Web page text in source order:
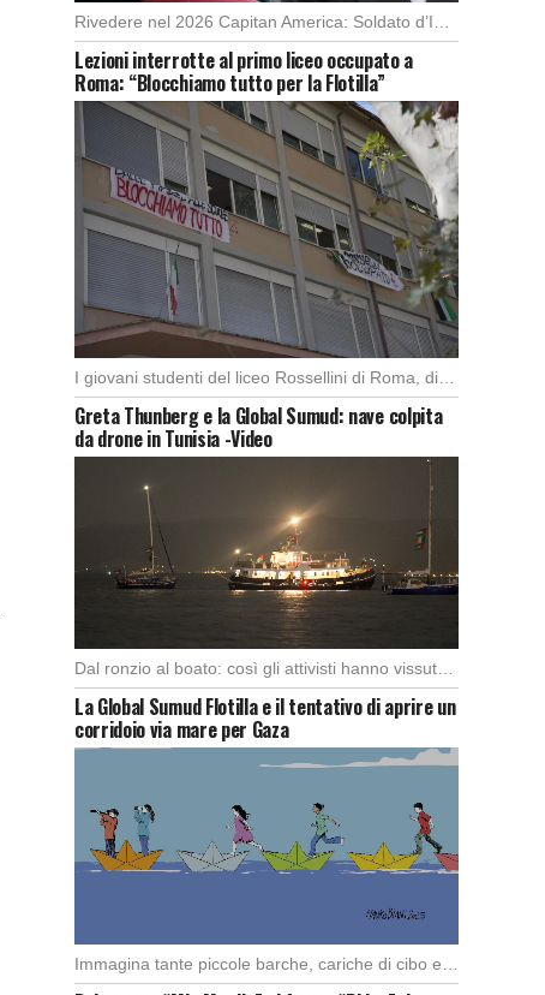
Lezioni interrotte al primo liceo occupato a
Roma: “Blocchiamo tutto per la Flotilla”
Greta Thunberg e la Global Sumud: nave colpita
da drone in Tunisia -Video
Dal ronzio al boato: così gli attivisti hanno vissuto l’attacco in piena notte. Nella notte […]
La Global Sumud Flotilla e il tentativo di aprire un
corridoio via mare per Gaza
Immagina tante piccole barche, cariche di cibo e medicine, che partono da diversi porti del […]